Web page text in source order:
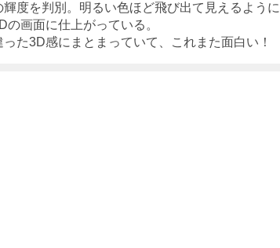
度を判別。明るい色ほど飛び出て見えるように
の画面に仕上がっている。
た3D感にまとまっていて、これまた面白い！